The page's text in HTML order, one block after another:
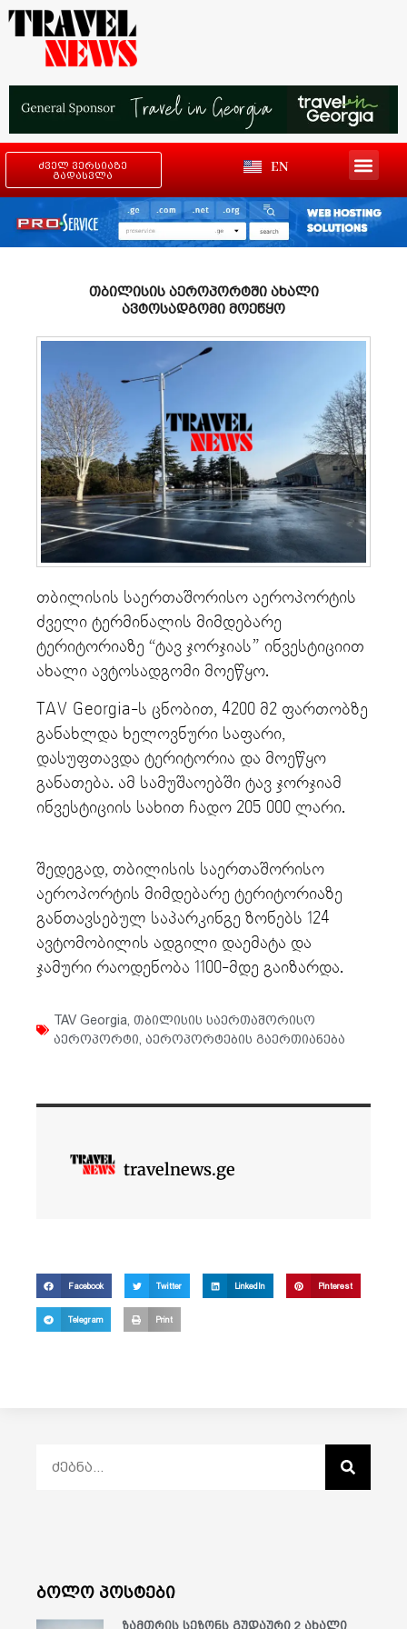
ძველ ვერსიაზე
გადასვლა
EN
თბილისის აეროპორტში ახალი
ავტოსადგომი მოეწყო
თბილისის საერთაშორისო აეროპორტის
ძველი ტერმინალის მიმდებარე
ტერიტორიაზე “ტავ ჯორჯიას” ინვესტიციით
ახალი ავტოსადგომი მოეწყო.
TAV Georgia-ს ცნობით, 4200 მ2 ფართობზე
განახლდა ხელოვნური საფარი,
დასუფთავდა ტერიტორია და მოეწყო
განათება. ამ სამუშაოებში ტავ ჯორჯიამ
ინვესტიციის სახით ჩადო 205 000 ლარი.
შედეგად, თბილისის საერთაშორისო
აეროპორტის მიმდებარე ტერიტორიაზე
განთავსებულ საპარკინგე ზონებს 124
ავტომობილის ადგილი დაემატა და
ჯამური რაოდენობა 1100-მდე გაიზარდა.
TAV Georgia, თბილისის საერთაშორისო
აეროპორტი, აეროპორტების გაერთიანება
travelnews.ge
Facebook Twitter LinkedIn Pinterest
Telegram Print
ბოლო პოსტები
ზამთრის სეზონს გუდაური 2 ახალი